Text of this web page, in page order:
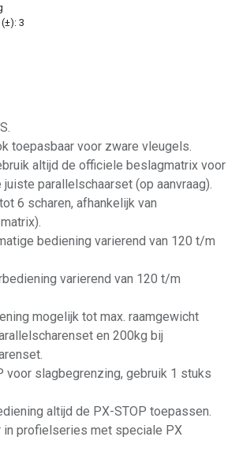
3
toepasbaar voor zware vleugels.
altijd de officiele beslagmatrix voor
parallelschaarset (op aanvraag).
6 scharen, afhankelijk van
bediening varierend van 120 t/m
varierend van 120 t/m
mogelijk tot max. raamgewicht
en 200kg bij
voor slagbegrenzing, gebruik 1 stuks
altijd de PX-STOP toepassen.
in profielseries met speciale PX